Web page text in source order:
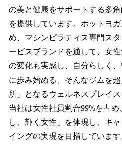
の美と健康をサポートする多
を提供しています。ホットヨ
め、マシンピラティス専門ス
ービスブランドを通して、女
の変化も実感し、自分らしく
に歩み始める、そんなジムを
所」となるウェルネスプレイ
当社は女性社員割合99%を占
し、輝く女性」を体現し、キ
イングの実現を目指しています